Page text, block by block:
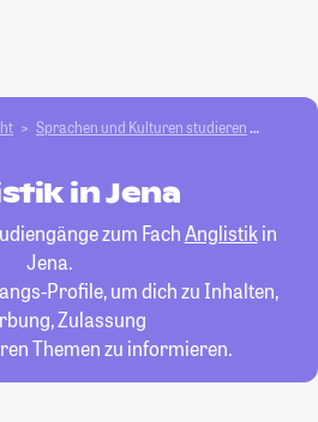
Sprachen und Kulturen studieren
in Jena
zum FachAnglistikin
Jena.
Profile, um dich zu Inhalten,
Zulassung
Themen zu informieren.